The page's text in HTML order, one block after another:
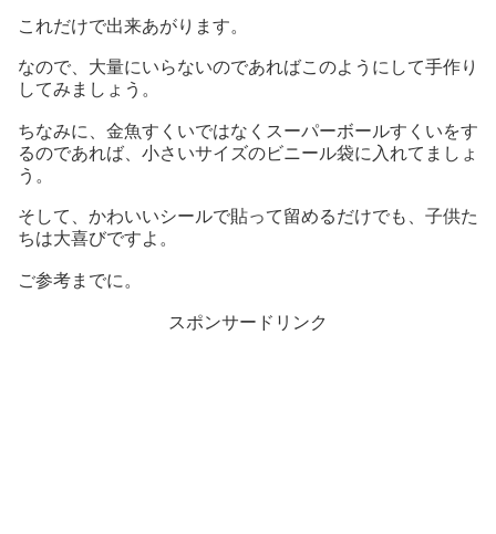
これだけで出来あがります。
なので、大量にいらないのであればこのようにして手作り
してみましょう。
ちなみに、金魚すくいではなくスーパーボールすくいをす
るのであれば、小さいサイズのビニール袋に入れてましょ
う。
そして、かわいいシールで貼って留めるだけでも、子供た
ちは大喜びですよ。
ご参考までに。
スポンサードリンク